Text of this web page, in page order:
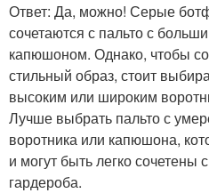
Ответ: Да, можно! Серые
сочетаются с пальто с
капюшоном. Однако, чтобы
стильный образ, стоит
высоким или широким
Лучше выбрать пальто с
воротника или капюшона,
и могут быть легко сочетены
гардероба.